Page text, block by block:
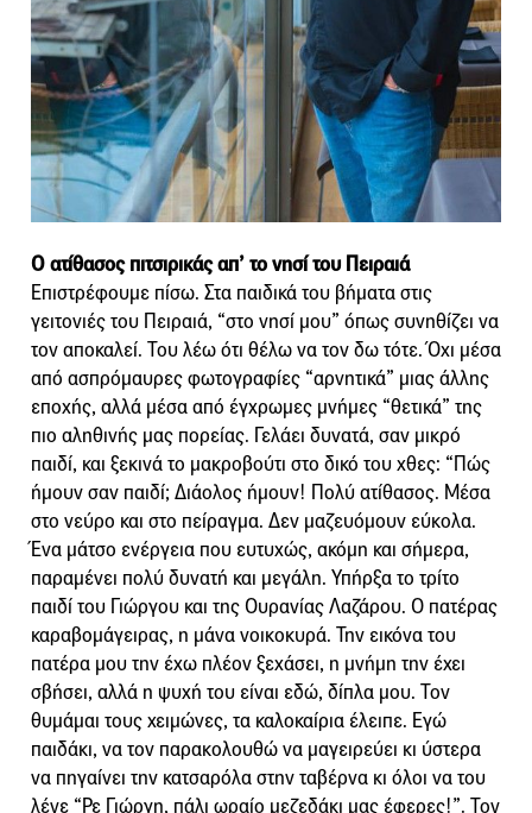
Ο ατίθασος πιτσιρικάς απ’ το νησί του Πειραιά
Επιστρέφουμε πίσω. Στα παιδικά του βήματα στις
γειτονιές του Πειραιά, “στο νησί μου” όπως συνηθίζει να
τον αποκαλεί. Του λέω ότι θέλω να τον δω τότε. Όχι μέσα
από ασπρόμαυρες φωτογραφίες “αρνητικά” μιας άλλης
εποχής, αλλά μέσα από έγχρωμες μνήμες “θετικά” της
πιο αληθινής μας πορείας. Γελάει δυνατά, σαν μικρό
παιδί, και ξεκινά το μακροβούτι στο δικό του χθες: “Πώς
ήμουν σαν παιδί; Διάολος ήμουν! Πολύ ατίθασος. Μέσα
στο νεύρο και στο πείραγμα. Δεν μαζευόμουν εύκολα.
Ένα μάτσο ενέργεια που ευτυχώς, ακόμη και σήμερα,
παραμένει πολύ δυνατή και μεγάλη. Υπήρξα το τρίτο
παιδί του Γιώργου και της Ουρανίας Λαζάρου. Ο πατέρας
καραβομάγειρας, η μάνα νοικοκυρά. Την εικόνα του
πατέρα μου την έχω πλέον ξεχάσει, η μνήμη την έχει
σβήσει, αλλά η ψυχή του είναι εδώ, δίπλα μου. Τον
θυμάμαι τους χειμώνες, τα καλοκαίρια έλειπε. Εγώ
παιδάκι, να τον παρακολουθώ να μαγειρεύει κι ύστερα
να πηγαίνει την κατσαρόλα στην ταβέρνα κι όλοι να του
λένε “Ρε Γιώργη, πάλι ωραίο μεζεδάκι μας έφερες!”. Τον